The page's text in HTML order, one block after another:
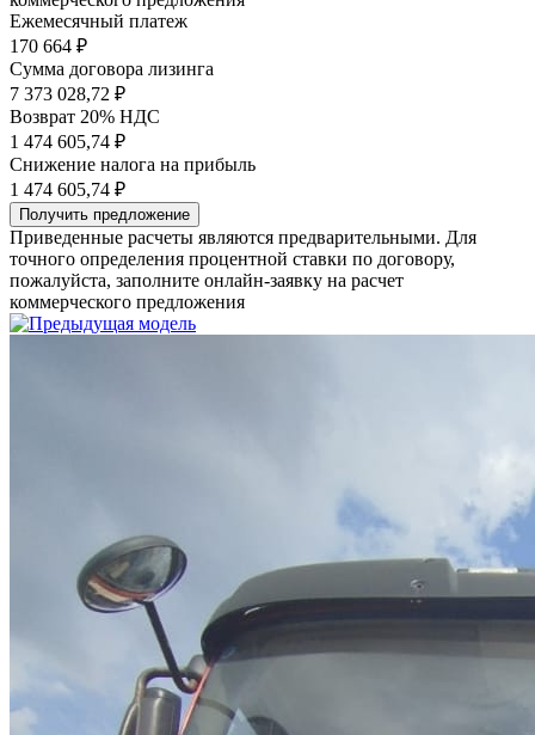
Ежемесячный платеж
170 664 ₽
Сумма договора лизинга
7 373 028,72 ₽
Возврат 20% НДС
1 474 605,74 ₽
Снижение налога на прибыль
1 474 605,74 ₽
Получить предложение
Приведенные расчеты являются предварительными. Для
точного определения процентной ставки по договору,
пожалуйста, заполните онлайн-заявку на расчет
коммерческого предложения